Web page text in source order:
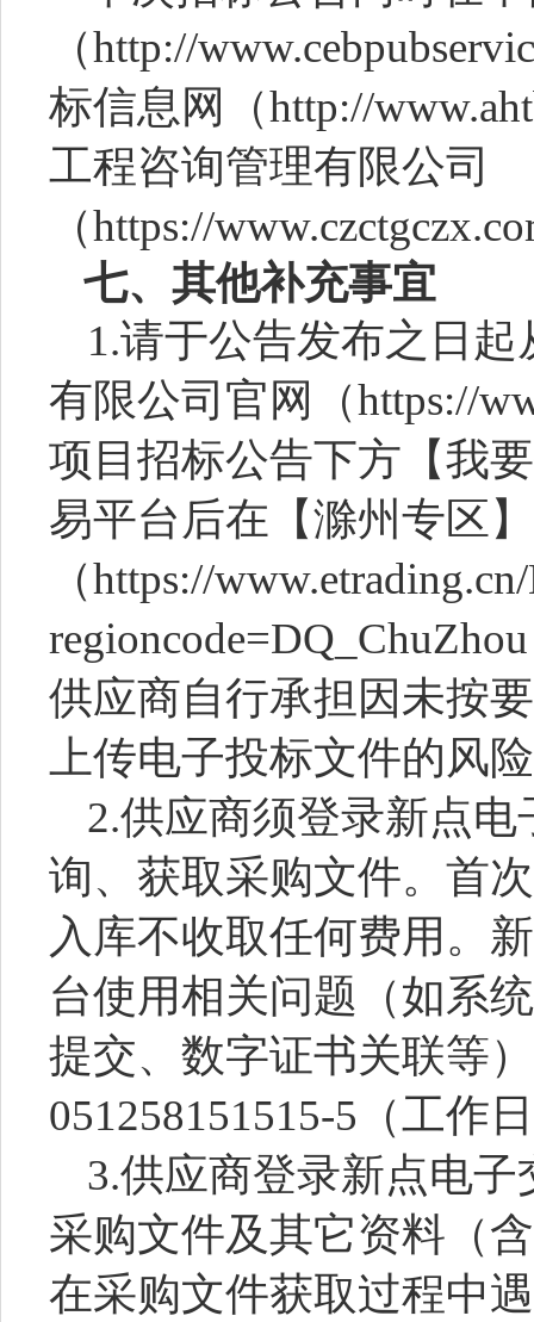
（http://
标信息网（http://
工程咨询管理有限公司
（https://
七、其他补充事宜
1.请于公告发布之日
有限公司官网（https://
项目招标公告下方【我
易平台后在【滁州专区】
（https://
供应商自行承担因未按
上传电子投标文件的风
2.供应商须登录新点
询、获取采购文件。首
入库不收取任何费用。
台使用相关问题（如系
提交、数字证书关联等
051258151515-5（工作
3.供应商登录新点电
采购文件及其它资料（
在采购文件获取过程中